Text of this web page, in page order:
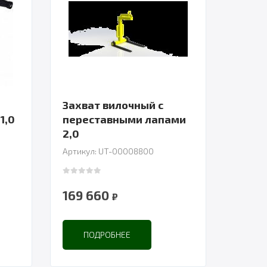
Захват вилочный с
переставными лапами
2,0
Артикул: UT-00008800
169 660 ₽
ПОДРОБНЕЕ